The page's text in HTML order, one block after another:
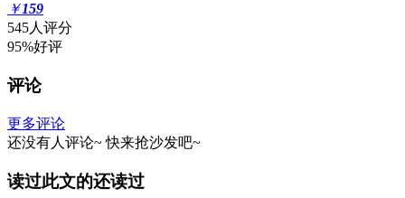
￥159
545人评分
95%好评
评论
更多评论
还没有人评论~ 快来抢沙发吧~
读过此文的还读过